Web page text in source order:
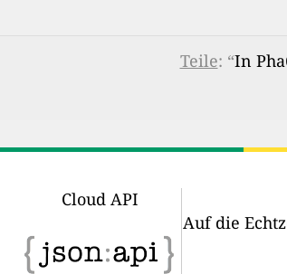
Teile: “In
Cloud API
Auf die